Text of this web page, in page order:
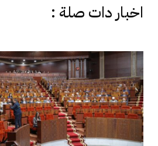
اخبار دات صلة :